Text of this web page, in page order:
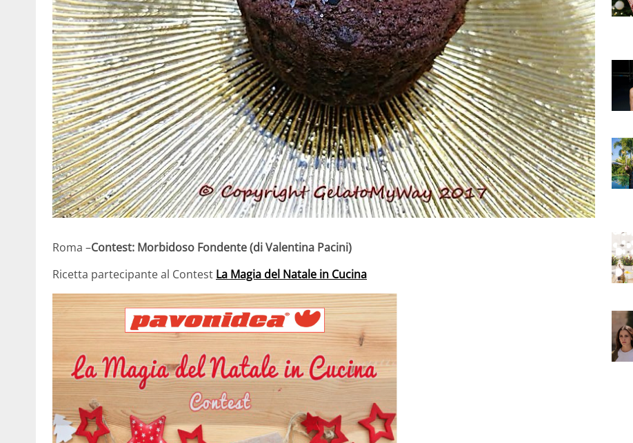
Roma –Contest: Morbidoso Fondente (di Valentina Pacini)
Ricetta partecipante al Contest La Magia del Natale in Cucina